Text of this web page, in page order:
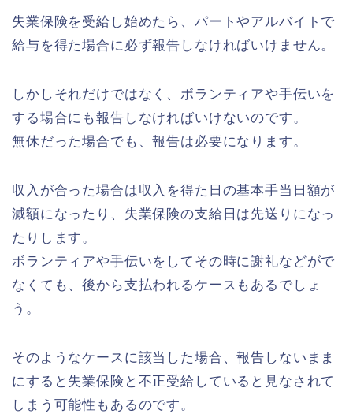
失業保険を受給し始めたら、パートやアルバイトで
給与を得た場合に必ず報告しなければいけません。
しかしそれだけではなく、ボランティアや手伝いを
する場合にも報告しなければいけないのです。
無休だった場合でも、報告は必要になります。
収入が合った場合は収入を得た日の基本手当日額が
減額になったり、失業保険の支給日は先送りになっ
たりします。
ボランティアや手伝いをしてその時に謝礼などがで
なくても、後から支払われるケースもあるでしょ
う。
そのようなケースに該当した場合、報告しないまま
にすると失業保険と不正受給していると見なされて
しまう可能性もあるのです。